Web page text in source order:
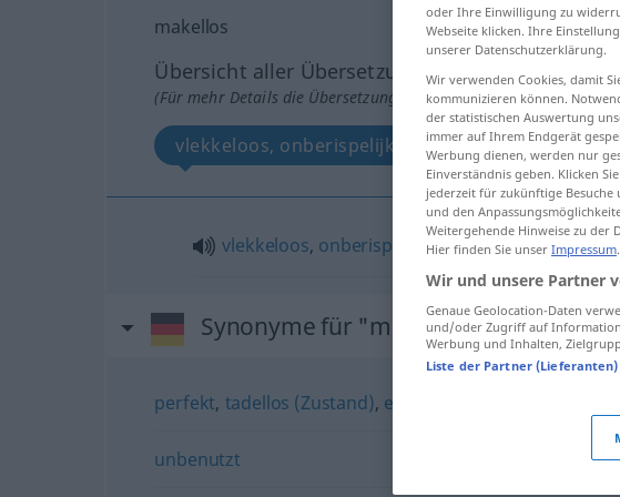
makellos
Übersicht aller Übersetzungen
(Für mehr Details die Übersetzung anklicken/antippen)
vlekkeloos, onberispelijk
vlekkeloos, onberispelijk
Synonyme für "makellos"
perfekt, tadellos (Zustand), einwandfrei
unbenutzt
oder Ihre Einwilligung zu
Webseite klicken. Ihre
unserer Datenschutzerklärung.
Wir verwenden Cookies, damit
kommunizieren können.
der statistischen Auswertung
immer auf Ihrem Endgerät
Werbung dienen, werden nur
Einverständnis geben. Klicken
jederzeit für zukünftige
und den
Weitergehende Hinweise zu der
Hier finden Sie unser Impressum.
Wir und unsere Partner
Genaue Geolocation-Daten
und/oder Zugriff auf
Werbung und Inhalten,
Liste der Partner (Lieferanten)